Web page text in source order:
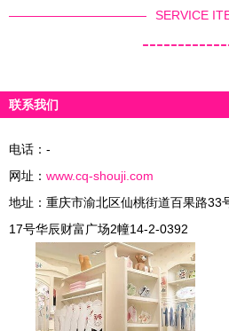
SERVICE
联系我们
电话：-
网址： www.cq-shouji.com
地址：重庆市渝北区仙桃街道百果路33
17号华辰财富广场2幢14-2-0392